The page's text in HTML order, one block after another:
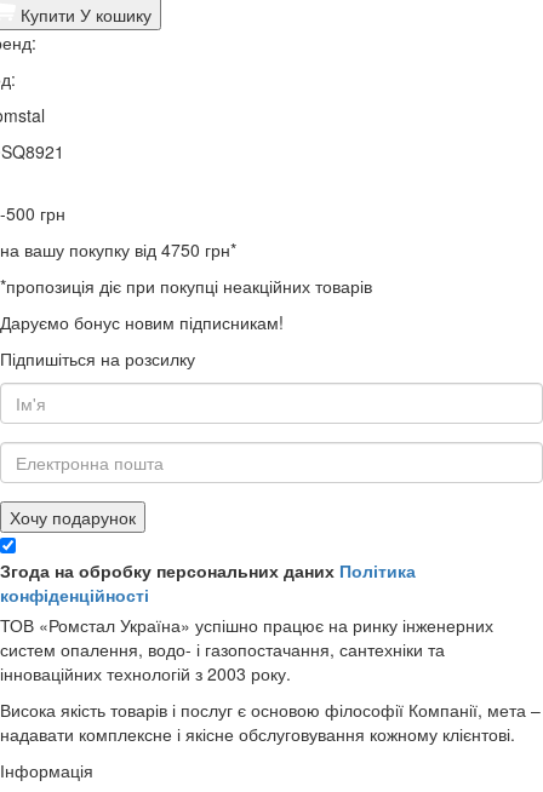
Купити У кошику
-500 грн
на вашу покупку від 4750 грн*
*пропозиція діє при покупці неакційних товарів
Даруємо бонус новим підписникам!
Підпишіться на розсилку
Хочу подарунок
Згода на обробку персональних даних Політика
конфіденційності
ТОВ «Ромстал Україна» успішно працює на ринку інженерних
систем опалення, водо- і газопостачання, сантехніки та
інноваційних технологій з 2003 року.
Висока якість товарів і послуг є основою філософії Компанії, мета –
надавати комплексне і якісне обслуговування кожному клієнтові.
Інформація